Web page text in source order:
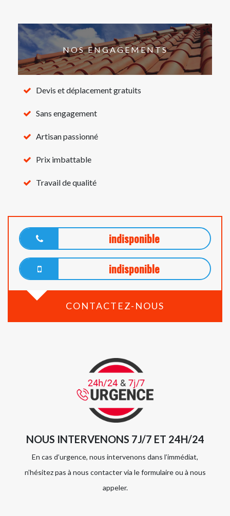
NOS ENGAGEMENTS
Devis et déplacement gratuits
Sans engagement
Artisan passionné
Prix imbattable
Travail de qualité
indisponible
indisponible
CONTACTEZ-NOUS
NOUS INTERVENONS 7J/7 ET 24H/24
En cas d’urgence, nous intervenons dans l’immédiat,
n’hésitez pas à nous contacter via le formulaire ou à nous
appeler.